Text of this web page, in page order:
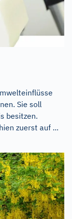
Sie soll
besitzen.
zuerst auf ...